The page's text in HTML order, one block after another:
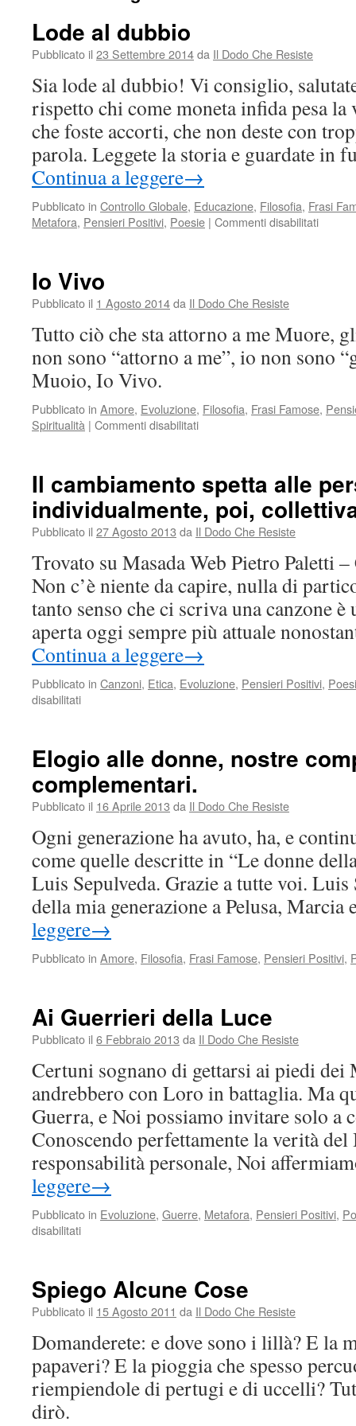
Lode al dubbio
Pubblicato il 23 Settembre 2014da Il Dodo Che Resiste
Sia lode al dubbio! Vi consiglio,
rispetto chi come moneta infida pesa
che foste accorti, che non deste con
parola. Leggete la storia e guardate in
Continua a leggere→
Pubblicato in Controllo Globale, Educazione, Filosofia, Frasi
Metafora, Pensieri Positivi, Poesie | Commenti disabilitatisu
Io Vivo
Pubblicato il 1 Agosto 2014da Il Dodo Che Resiste
Tutto ciò che sta attorno a me Muore,
non sono “attorno a me”, io non sono
Muoio, Io Vivo.
Pubblicato in Amore, Evoluzione, Filosofia, Frasi Famose,
Spiritualità | Commenti disabilitatisu
Il cambiamento spetta alle
individualmente, poi,
Pubblicato il 27 Agosto 2013 da Il Dodo Che Resiste
Trovato su Masada Web Pietro Paletti
Non c’è niente da capire, nulla di
tanto senso che ci scriva una canzone è
aperta oggi sempre più attuale
Continua a leggere→
Pubblicato in Canzoni, Etica, Evoluzione, Pensieri Positivi,
disabilitatisu
alle
persone.
Prima
individualmente,
collettivamente
arriverà
Elogio alle donne, nostre
complementari.
Pubblicato il 16 Aprile 2013 da Il Dodo Che Resiste
Ogni generazione ha avuto, ha, e
come quelle descritte in “Le donne
Luis Sepulveda. Grazie a tutte voi. Luis
della mia generazione a Pelusa,
leggere→
Pubblicato in Amore, Filosofia, Frasi Famose, Pensieri Positivi,
Ai Guerrieri della Luce
Pubblicato il 6 Febbraio 2013 da Il Dodo Che Resiste
Certuni sognano di gettarsi ai piedi dei
andrebbero con Loro in battaglia. Ma
Guerra, e Noi possiamo invitare solo a
Conoscendo perfettamente la verità del
responsabilità personale, Noi
leggere→
Pubblicato in Evoluzione, Guerre, Metafora, Pensieri Positivi,
disabilitatisu
Luce
Spiego Alcune Cose
Pubblicato il 15 Agosto 2011 da Il Dodo Che Resiste
Domanderete: e dove sono i lillà? E la
papaveri? E la pioggia che spesso
riempiendole di pertugi e di uccelli?
dirò.